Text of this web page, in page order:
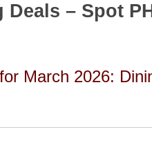
– Spot
March 2026: